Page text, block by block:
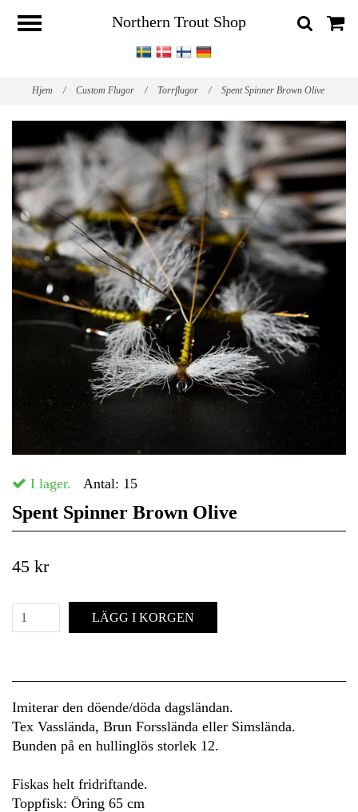
Northern Trout Shop
Hjem / Custom Flugor / Torrflugor / Spent Spinner Brown Olive
I lager. Antal: 15
Spent Spinner Brown Olive
45 kr
LÄGG I KORGEN
Imiterar den döende/döda dagsländan.
Tex Vasslända, Brun Forsslända eller Simslända.
Bunden på en hullinglös storlek 12.
Fiskas helt fridriftande.
Toppfisk: Öring 65 cm